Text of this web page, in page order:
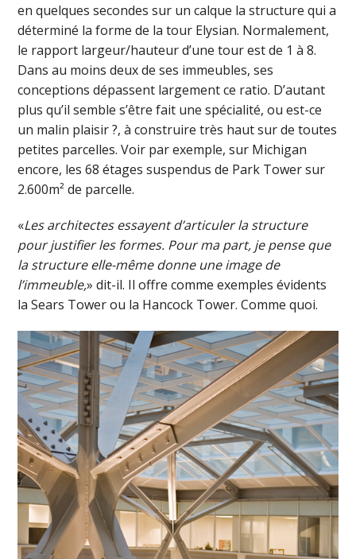
en quelques secondes sur un calque la structure qui a
déterminé la forme de la tour Elysian. Normalement,
le rapport largeur/hauteur d’une tour est de 1 à 8.
Dans au moins deux de ses immeubles, ses
conceptions dépassent largement ce ratio. D’autant
plus qu’il semble s’être fait une spécialité, ou est-ce
un malin plaisir ?, à construire très haut sur de toutes
petites parcelles. Voir par exemple, sur Michigan
encore, les 68 étages suspendus de Park Tower sur
2.600m² de parcelle.
«Les architectes essayent d’articuler la structure
pour justifier les formes. Pour ma part, je pense que
la structure elle-même donne une image de
l’immeuble,» dit-il. Il offre comme exemples évidents
la Sears Tower ou la Hancock Tower. Comme quoi.